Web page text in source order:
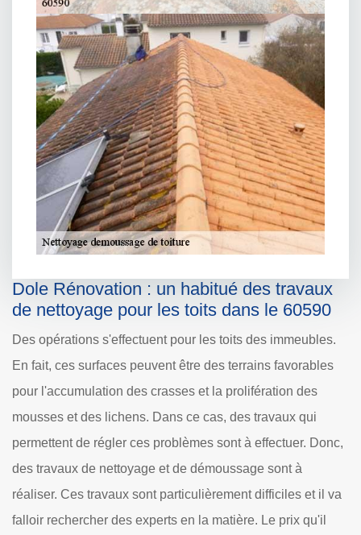
Dole Rénovation : un habitué des travaux
de nettoyage pour les toits dans le 60590
Des opérations s'effectuent pour les toits des immeubles.
En fait, ces surfaces peuvent être des terrains favorables
pour l'accumulation des crasses et la prolifération des
mousses et des lichens. Dans ce cas, des travaux qui
permettent de régler ces problèmes sont à effectuer. Donc,
des travaux de nettoyage et de démoussage sont à
réaliser. Ces travaux sont particulièrement difficiles et il va
falloir rechercher des experts en la matière. Le prix qu'il